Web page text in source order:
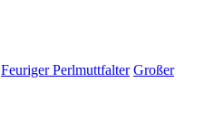
Feuriger Perlmuttfalter Großer